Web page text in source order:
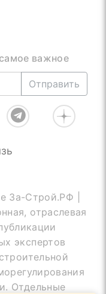
важное
Отправить
За-Строй.РФ |
отраслевая
экспертов
Отдельные